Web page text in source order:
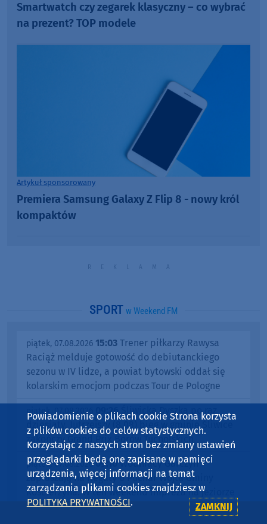
Smartwatch czy zegarek klasyczny – co wybrać
na prezent? TOP modele
Artykuł sponsorowany
Premiera Samsung Galaxy Z Flip 8 - nowy król
kompaktów
SPORT w Weekend FM
piątek, 07.08.2026 15:03 Trener piłkarzy Rawysa
Raciąż melduje gotowość do debiutanckiego
sezonu w IV lidze, a powiat bytowski oddał się
kolarskim emocjom podczas Tour de Pologne
piątek, 07.08.2026 09:26 Śliwicka Dyszka po raz
dziesiąty. Jutrzejszy (8.08) bieg w gminie Śliwice
zakończy Grand Prix Borów Tucholskich
piątek, 07.08.2026 09:10Wodniacy Garczyn
zapraszają na Regaty o Puchar Wójta Gminy
Kościerzyna. W ten weekend impreza na jeziorze
Wdzydze
Powiadomienie o plikach cookie Strona korzysta
z plików cookies do celów statystycznych.
Korzystając z naszych stron bez zmiany ustawień
przeglądarki będą one zapisane w pamięci
urządzenia, więcej informacji na temat
zarządzania plikami cookies znajdziesz w
POLITYKA PRYWATNOŚCI. ZAMKNIJ